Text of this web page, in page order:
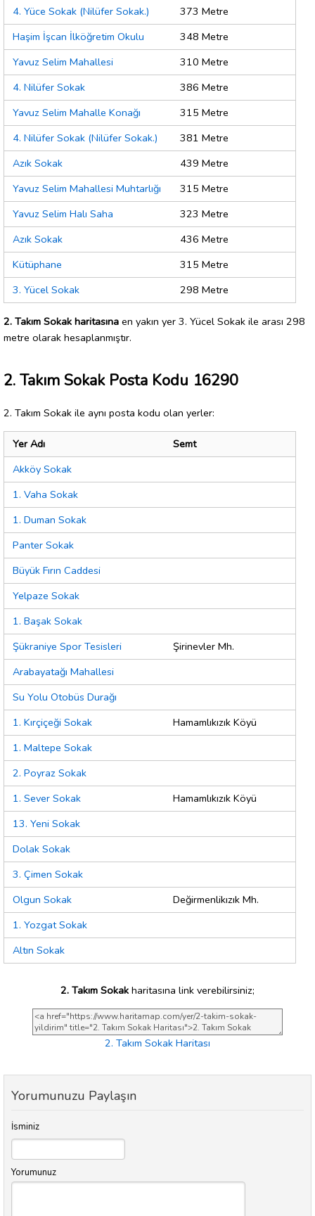
4. Yüce Sokak (Nilüfer Sokak.)
373 Metre
Haşim İşcan İlköğretim Okulu
348 Metre
Yavuz Selim Mahallesi
310 Metre
4. Nilüfer Sokak
386 Metre
Yavuz Selim Mahalle Konağı
315 Metre
4. Nilüfer Sokak (Nilüfer Sokak.)
381 Metre
Azık Sokak
439 Metre
Yavuz Selim Mahallesi Muhtarlığı
315 Metre
Yavuz Selim Halı Saha
323 Metre
Azık Sokak
436 Metre
Kütüphane
315 Metre
3. Yücel Sokak
298 Metre
2. Takım Sokak haritasına en yakın yer 3. Yücel Sokak ile arası 298
metre olarak hesaplanmıştır.
2. Takım Sokak Posta Kodu 16290
2. Takım Sokak ile aynı posta kodu olan yerler:
Yer Adı
Semt
Akköy Sokak
1. Vaha Sokak
1. Duman Sokak
Panter Sokak
Büyük Fırın Caddesi
Yelpaze Sokak
1. Başak Sokak
Şükraniye Spor Tesisleri
Şirinevler Mh.
Arabayatağı Mahallesi
Su Yolu Otobüs Durağı
1. Kırçiçeği Sokak
Hamamlıkızık Köyü
1. Maltepe Sokak
2. Poyraz Sokak
1. Sever Sokak
Hamamlıkızık Köyü
13. Yeni Sokak
Dolak Sokak
3. Çimen Sokak
Olgun Sokak
Değirmenlikızık Mh.
1. Yozgat Sokak
Altın Sokak
2. Takım Sokak haritasına link verebilirsiniz;
2. Takım Sokak Haritası
Yorumunuzu Paylaşın
İsminiz
Yorumunuz